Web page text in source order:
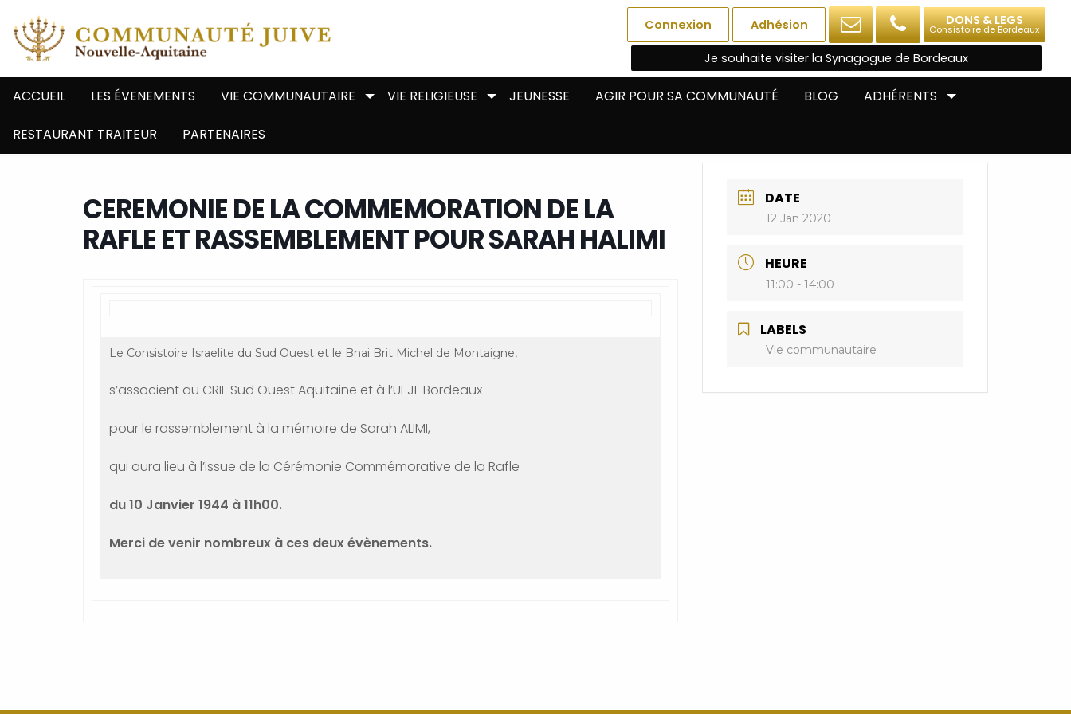
Connexion Adhésion DONS & LEGS
Consistoire de Bordeaux
Je souhaite visiter la Synagogue de Bordeaux
ACCUEIL LES ÉVENEMENTS VIE COMMUNAUTAIRE VIE RELIGIEUSE JEUNESSE AGIR POUR SA COMMUNAUTÉ BLOG ADHÉRENTS
RESTAURANT TRAITEUR PARTENAIRES
CEREMONIE DE LA COMMEMORATION DE LA
RAFLE ET RASSEMBLEMENT POUR SARAH HALIMI
Le Consistoire Israelite du Sud Ouest et le Bnai Brit Michel de Montaigne,
s’associent au CRIF Sud Ouest Aquitaine et à l’UEJF Bordeaux
pour le rassemblement à la mémoire de Sarah ALIMI,
qui aura lieu à l’issue de la Cérémonie Commémorative de la Rafle
du 10 Janvier 1944 à 11h00.
Merci de venir nombreux à ces deux évènements.
DATE
12 Jan 2020
HEURE
11:00 - 14:00
LABELS
Vie communautaire